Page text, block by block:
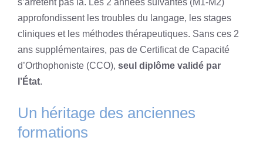
s’arrêtent pas là. Les 2 années suivantes (M1-M2)
approfondissent les troubles du langage, les stages
cliniques et les méthodes thérapeutiques. Sans ces 2
ans supplémentaires, pas de Certificat de Capacité
d’Orthophoniste (CCO), seul diplôme validé par
l’État.
Un héritage des anciennes
formations